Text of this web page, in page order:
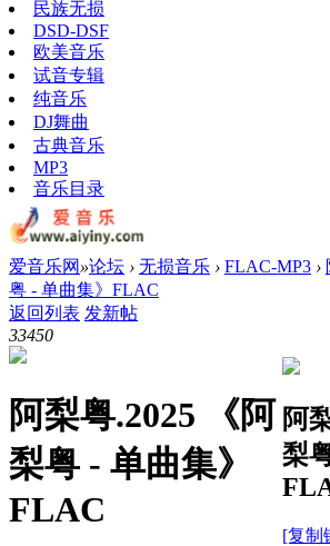
民族无损
DSD-DSF
欧美音乐
试音专辑
纯音乐
DJ舞曲
古典音乐
MP3
音乐目录
爱音乐网 »论坛 › 无损音乐 › FLAC-MP3 ›
粤 - 单曲集》FLAC
返回列表 发新帖
33450
阿梨粤.2025 《阿
梨粤 - 单曲集》
FLAC
阿
梨
[复制